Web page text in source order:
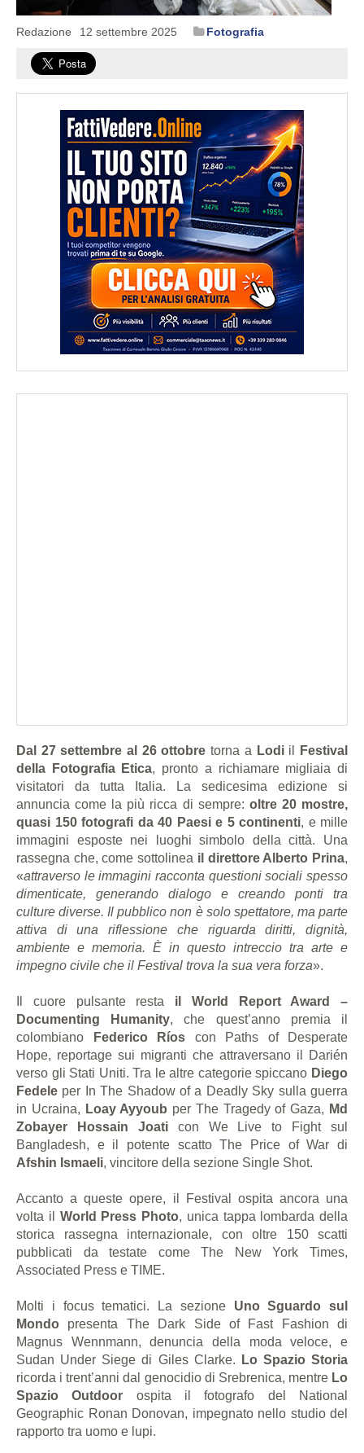
Redazione 12 settembre 2025 Fotografia
Dal 27 settembre al 26 ottobre torna a Lodiil
Festival
della Fotografia Etica, pronto a richiamare migliaia di
visitatori da tutta Italia. La sedicesima edizione si
annuncia come la più ricca di sempre: oltre 20 mostre,
quasi 150 fotografi da 40 Paesi e 5 continenti, e mille
immagini esposte nei luoghi simbolo della città. Una
rassegna che, come sottolinea il direttore Alberto Prina,
«attraverso le immagini racconta questioni sociali spesso
dimenticate, generando dialogo e creando ponti tra
culture diverse. Il pubblico non è solo spettatore, ma parte
attiva di una riflessione che riguarda diritti, dignità,
ambiente e memoria. È in questo intreccio tra arte e
impegno civile che il Festival trova la sua vera forza».
Il cuore pulsante resta il World Report Award –
Documenting Humanity, che quest’anno premia il
colombiano
Federico Ríos con Paths of Desperate
Hope, reportage sui migranti che attraversano il Darién
verso gli Stati Uniti. Tra le altre categorie spiccano Diego
Fedele per In The Shadow of a Deadly Sky sulla guerra
in Ucraina, Loay Ayyoub per The Tragedy of Gaza, Md
Zobayer Hossain Joaticon We Live to Fight sul
Bangladesh, e il potente scatto The Price of War di
Afshin Ismaeli, vincitore della sezione Single Shot.
Accanto a queste opere, il Festival ospita ancora una
volta il
World Press Photo, unica tappa lombarda della
storica rassegna internazionale, con oltre 150 scatti
pubblicati da testate come The New York Times,
Associated Press e TIME.
Molti i focus tematici. La sezione Uno Sguardo sul
Mondo presenta The Dark Side of Fast Fashion di
Magnus Wennmann, denuncia della moda veloce, e
Sudan Under Siege di Giles Clarke.
Lo Spazio Storia
ricorda i trent’anni dal genocidio di Srebrenica, mentre Lo
Spazio Outdoor ospita il fotografo del National
Geographic Ronan Donovan, impegnato nello studio del
rapporto tra uomo e lupi.